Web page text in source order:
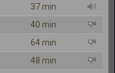
37 min
40 min
64 min
48 min